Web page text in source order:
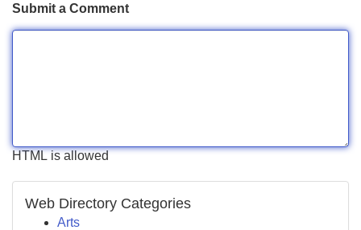
Submit a Comment
HTML is allowed
Web Directory Categories
Arts